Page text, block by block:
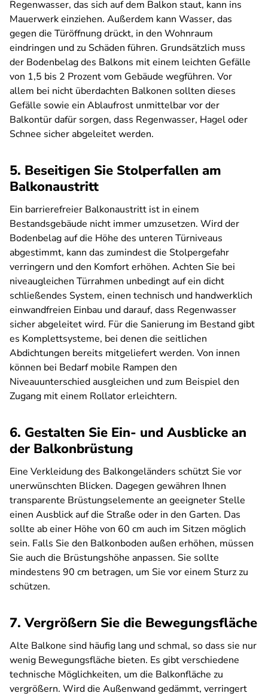
Regenwasser, das sich auf dem Balkon staut, kann ins
Mauerwerk einziehen. Außerdem kann Wasser, das
gegen die Türöffnung drückt, in den Wohnraum
eindringen und zu Schäden führen. Grundsätzlich muss
der Bodenbelag des Balkons mit einem leichten Gefälle
von 1,5 bis 2 Prozent vom Gebäude wegführen. Vor
allem bei nicht überdachten Balkonen sollten dieses
Gefälle sowie ein Ablaufrost unmittelbar vor der
Balkontür dafür sorgen, dass Regenwasser, Hagel oder
Schnee sicher abgeleitet werden.
5. Beseitigen Sie Stolperfallen am
Balkonaustritt
Ein barrierefreier Balkonaustritt ist in einem
Bestandsgebäude nicht immer umzusetzen. Wird der
Bodenbelag auf die Höhe des unteren Türniveaus
abgestimmt, kann das zumindest die Stolpergefahr
verringern und den Komfort erhöhen. Achten Sie bei
niveaugleichen Türrahmen unbedingt auf ein dicht
schließendes System, einen technisch und handwerklich
einwandfreien Einbau und darauf, dass Regenwasser
sicher abgeleitet wird. Für die Sanierung im Bestand gibt
es Komplettsysteme, bei denen die seitlichen
Abdichtungen bereits mitgeliefert werden. Von innen
können bei Bedarf mobile Rampen den
Niveauunterschied ausgleichen und zum Beispiel den
Zugang mit einem Rollator erleichtern.
6. Gestalten Sie Ein- und Ausblicke an
der Balkonbrüstung
Eine Verkleidung des Balkongeländers schützt Sie vor
unerwünschten Blicken. Dagegen gewähren Ihnen
transparente Brüstungselemente an geeigneter Stelle
einen Ausblick auf die Straße oder in den Garten. Das
sollte ab einer Höhe von 60 cm auch im Sitzen möglich
sein. Falls Sie den Balkonboden außen erhöhen, müssen
Sie auch die Brüstungshöhe anpassen. Sie sollte
mindestens 90 cm betragen, um Sie vor einem Sturz zu
schützen.
7. Vergrößern Sie die Bewegungsfläche
Alte Balkone sind häufig lang und schmal, so dass sie nur
wenig Bewegungsfläche bieten. Es gibt verschiedene
technische Möglichkeiten, um die Balkonfläche zu
vergrößern. Wird die Außenwand gedämmt, verringert